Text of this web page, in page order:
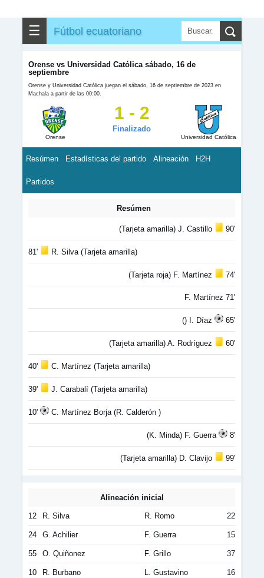
☰ Fútbol ecuatoriano
Orense vs Universidad Católica sábado, 16 de
septiembre
Orense y Universidad Católica juegan el sábado, 16 de septiembre de 2023 en
Machala a partir de las 00:00.
Orense
1 - 2
Finalizado
Universidad Católica
Resúmen Estadísticas del partido Alineación H2H
Partidos
Resúmen
(Tarjeta amarilla) J. Castillo 90'
81' R. Silva (Tarjeta amarilla)
(Tarjeta roja) F. Martínez 74'
F. Martínez 71'
() I. Díaz 65'
(Tarjeta amarilla) A. Rodríguez 60'
40' C. Martínez (Tarjeta amarilla)
39' J. Carabalí (Tarjeta amarilla)
10' C. Martínez Borja (R. Calderón )
(K. Minda) F. Guerra 8'
(Tarjeta amarilla) D. Clavijo 99'
Alineación inicial
12 R. Silva R. Romo 22
24 G. Achilier F. Guerra 15
55 O. Quiñonez F. Grillo 37
10 R. Burbano L. Gustavino 16